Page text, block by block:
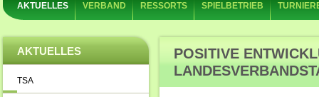
AKTUELLES VERBAND RESSORTS SPIELBETRIEB
AKTUELLES
TSA
POSITIVE